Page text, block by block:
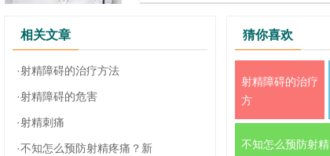
相关文章
·射精障碍的治疗方法
·射精障碍的危害
·射精刺痛
·不知怎么预防射精疼痛？新
猜你喜欢
射精障碍的治疗
方
不知怎么预防射精